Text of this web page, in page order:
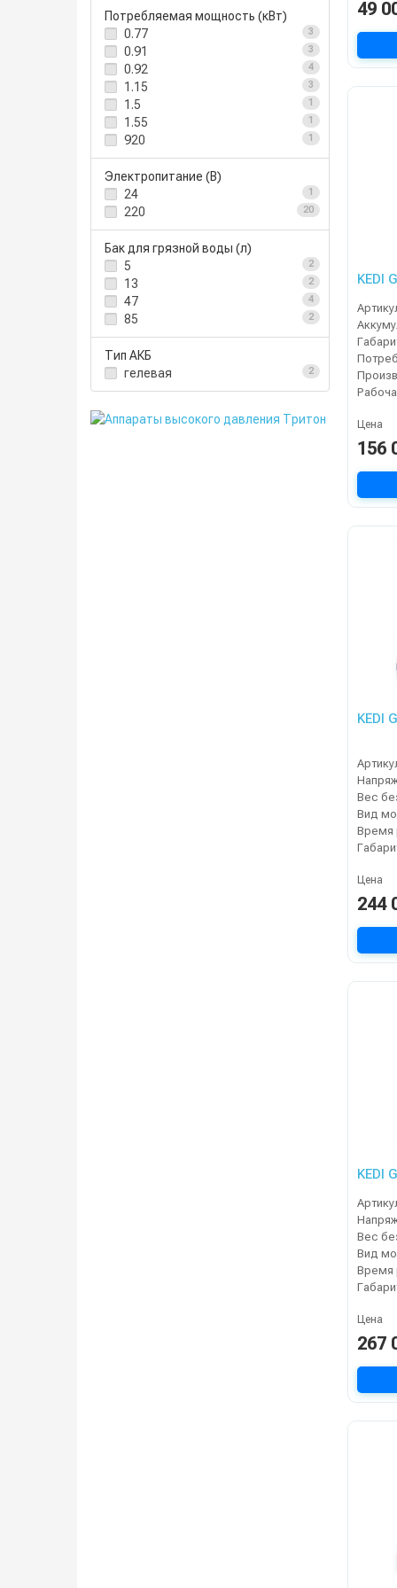
Потребляемая мощность (кВт)
0.77
3
0.91 3
0.92 4
1.15 3
1.5 1
1.55 1
920 1
Электропитание (В)
24
1
220 20
Бак для грязной воды (л)
5
2
13 2
47 4
85 2
Тип АКБ
гелевая
2
49
KEDI
Цена
156
KEDI
Вид
Цена
244
KEDI
Вид
Цена
267